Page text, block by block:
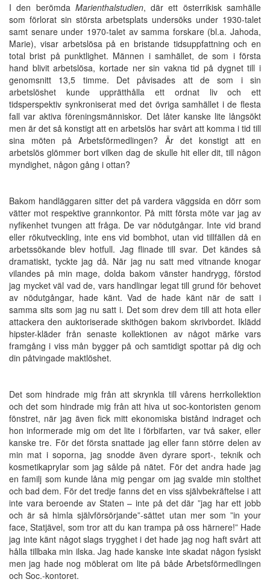
I den berömda Marienthalstudien, där ett österrikisk samhälle
som förlorat sin största arbetsplats undersöks under 1930-talet
samt senare under 1970-talet av samma forskare (bl.a. Jahoda,
Marie), visar arbetslösa på en bristande tidsuppfattning och en
total brist på punktlighet. Männen i samhället, de som i första
hand blivit arbetslösa, kortade ner sin vakna tid på dygnet till i
genomsnitt 13,5 timme. Det påvisades att de som i sin
arbetslöshet kunde upprätthålla ett ordnat liv och ett
tidsperspektiv synkroniserat med det övriga samhället i de flesta
fall var aktiva föreningsmänniskor. Det låter kanske lite långsökt
men är det så konstigt att en arbetslös har svårt att komma i tid till
sina möten på Arbetsförmedlingen? Är det konstigt att en
arbetslös glömmer bort vilken dag de skulle hit eller dit, till någon
myndighet, någon gång i ottan?
Bakom handläggaren sitter det på vardera väggsida en dörr som
vätter mot respektive grannkontor. På mitt första möte var jag av
nyfikenhet tvungen att fråga. De var nödutgångar. Inte vid brand
eller rökutveckling, inte ens vid bombhot, utan vid tillfällen då en
arbetssökande blev hotfull. Jag flinade till svar. Det kändes så
dramatiskt, tyckte jag då. När jag nu satt med vitnande knogar
vilandes på min mage, dolda bakom vänster handrygg, förstod
jag mycket väl vad de, vars handlingar legat till grund för behovet
av nödutgångar, hade känt. Vad de hade känt när de satt i
samma sits som jag nu satt i. Det som drev dem till att hota eller
attackera den auktoriserade skithögen bakom skrivbordet. Iklädd
hipster-kläder från senaste kollektionen av något märke vars
framgång i viss mån bygger på och samtidigt spottar på dig och
din påtvingade maktlöshet.
Det som hindrade mig från att skrynkla till vårens herrkollektion
och det som hindrade mig från att hiva ut soc-kontoristen genom
fönstret, när jag även fick mitt ekonomiska bistånd indraget och
hon informerade mig om det lite i förbifarten, var två saker, eller
kanske tre. För det första snattade jag eller fann större delen av
min mat i soporna, jag snodde även dyrare sport-, teknik och
kosmetikaprylar som jag sålde på nätet. För det andra hade jag
en familj som kunde låna mig pengar om jag svalde min stolthet
och bad dem. För det tredje fanns det en viss självbekräftelse i att
inte vara beroende av Staten – inte på det där ”jag har ett jobb
och är så himla självförsörjande”-sättet utan mer som ”in your
face, Statjävel, som tror att du kan trampa på oss härnere!” Hade
jag inte känt något slags trygghet i det hade jag nog haft svårt att
hålla tillbaka min ilska. Jag hade kanske inte skadat någon fysiskt
men jag hade nog möblerat om lite på både Arbetsförmedlingen
och Soc.-kontoret.